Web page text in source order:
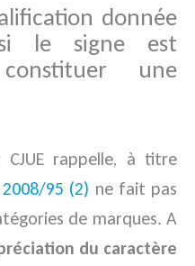
donnée
le signe est
une
rappelle, à titre
95 (2) ne fait pas
de marques. A
du caractère